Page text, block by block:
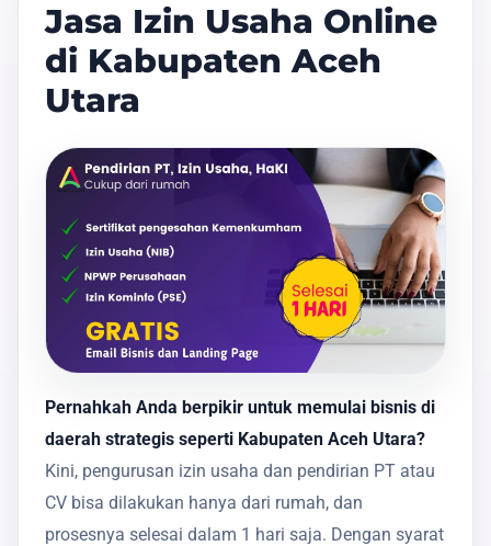
Jasa Izin Usaha Online
di Kabupaten Aceh
Utara
Pernahkah Anda berpikir untuk memulai bisnis di
daerah strategis seperti Kabupaten Aceh Utara?
Kini, pengurusan izin usaha dan pendirian PT atau
CV bisa dilakukan hanya dari rumah, dan
prosesnya selesai dalam 1 hari saja. Dengan syarat